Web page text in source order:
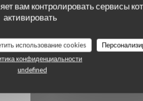
вам контролировать сервисы
активировать
использование cookies
конфиденциальности
undefined